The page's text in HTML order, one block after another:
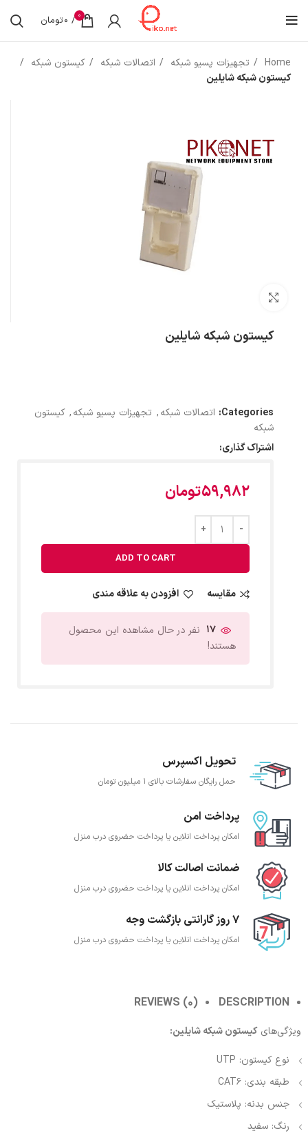
0
/
0تومان
Home تجهیزات پسیو شبکه اتصالات شبکه
کیستون شبکه
کیستون شبکه شایلین
کیستون شبکه شایلین
Categories: اتصالات شبکه, تجهیزات پسیو شبکه, کیستون
شبکه
اشتراک گذاری:
59,982تومان
ADD TO CART
مقایسه افزودن به علاقه مندی
17 نفر در حال مشاهده این محصول
هستند!
تحویل اکسپرس
حمل رایگان سفارشات بالای 1 میلیون تومان
پرداخت امن
امکان پرداخت انلاین یا پرداخت حضروی درب منزل
ضمانت اصالت کالا
امکان پرداخت انلاین یا پرداخت حضروی درب منزل
7 روز گارانتی بازگشت وجه
امکان پرداخت انلاین یا پرداخت حضروی درب منزل
DESCRIPTION
REVIEWS (0)
ویژگی‌هایکیستون شبکه شایلین:
نوع کیستون: UTP
طبقه بندی: CAT6
جنس بدنه: پلاستیک
رنگ: سفید